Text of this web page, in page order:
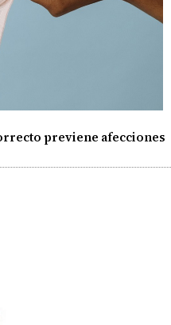
previene afecciones